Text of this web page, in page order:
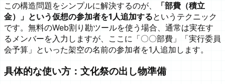
この構造問題をシンプルに解決するのが、
「部費（積立
金）」という仮想の参加者を1人追加するというテクニック
です。無料のWeb割り勘ツールを使う場合、通常は実在す
るメンバーを入力しますが、ここに「〇〇部費」「実行委員
会予算」といった架空の名前の参加者を1人追加します。
具体的な使い方：文化祭の出し物準備